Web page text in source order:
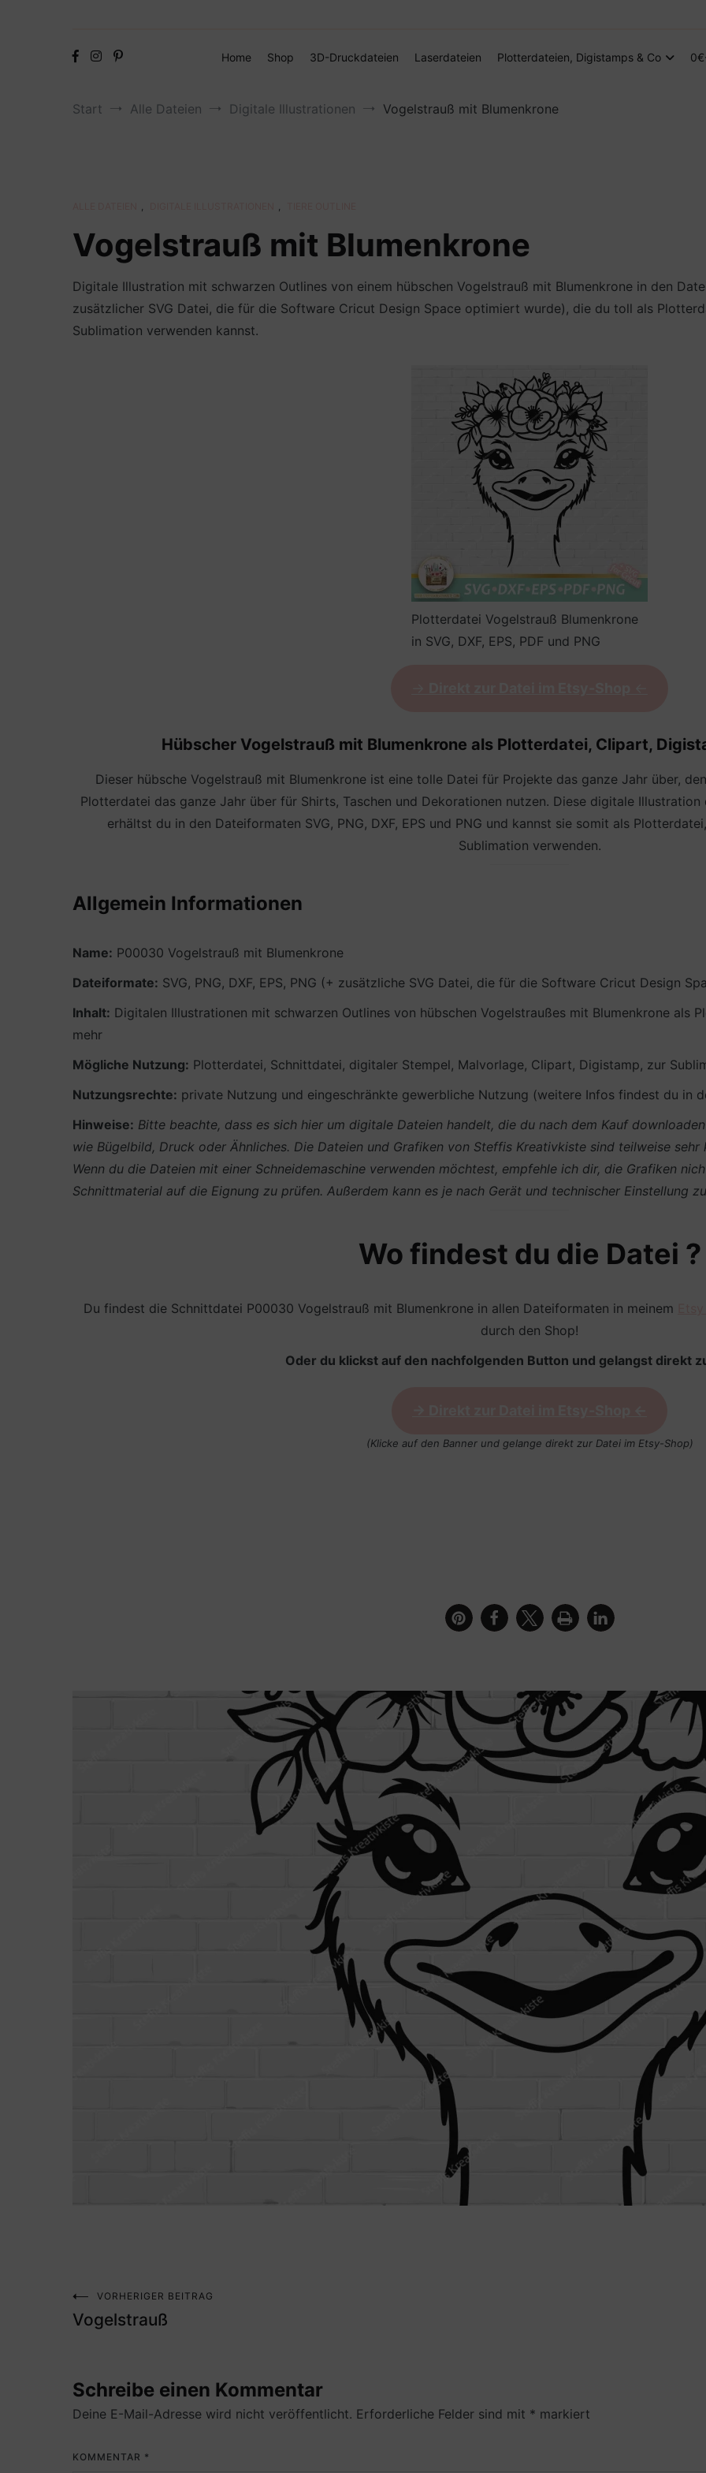
Home
Shop 3D-Druckdateien Laserdateien Plotterdateien, Digistamps & Co
Start Alle Dateien Digitale Illustrationen Vogelstrauß mit Blumenkrone
, ,
Vogelstrauß mit Blumenkrone
Digitale Illustration mit schwarzen Outlines von einem hübschen Vogelstrauß mit Blumenkrone in den
zusätzlicher SVG Datei, die für die Software Cricut Design Space optimiert wurde), die du toll als
Sublimation verwenden kannst.
Plotterdatei Vogelstrauß Blumenkrone
in SVG, DXF, EPS, PDF und PNG
Hübscher Vogelstrauß mit Blumenkrone als Plotterdatei, Clipart,
Dieser hübsche Vogelstrauß mit Blumenkrone ist eine tolle Datei für Projekte das ganze Jahr über,
Plotterdatei das ganze Jahr über für Shirts, Taschen und Dekorationen nutzen. Diese digitale
erhältst du in den Dateiformaten SVG, PNG, DXF, EPS und PNG und kannst sie somit als
Sublimation verwenden.
Allgemein Informationen
Name: P00030 Vogelstrauß mit Blumenkrone
Dateiformate: SVG, PNG, DXF, EPS, PNG (+ zusätzliche SVG Datei, die für die Software Cricut Design
Inhalt: Digitalen Illustrationen mit schwarzen Outlines von hübschen Vogelstraußes mit Blumenkrone als
mehr
Mögliche Nutzung: Plotterdatei, Schnittdatei, digitaler Stempel, Malvorlage, Clipart, Digistamp, zur
Nutzungsrechte: private Nutzung und eingeschränkte gewerbliche Nutzung (weitere Infos findest du in
Hinweise: Bitte beachte, dass es sich hier um digitale Dateien handelt, die du nach dem Kauf downloaden
wie Bügelbild, Druck oder Ähnliches. Die Dateien und Grafiken von Steffis Kreativkiste sind teilweise
Wenn du die Dateien mit einer Schneidemaschine verwenden möchtest, empfehle ich dir, die Grafiken
Schnittmaterial auf die Eignung zu prüfen. Außerdem kann es je nach Gerät und technischer Einstellung
Wo findest du die Datei ?
Du findest die Schnittdatei P00030 Vogelstrauß mit Blumenkrone in allen Dateiformaten in meinem
durch den Shop!
Oder du klickst auf den nachfolgenden Button und gelangst direkt
(Klicke auf den Banner und gelange direkt zur Datei im Etsy-Shop)
Beitragsnavigation
VORHERIGER BEITRAG
Vogelstrauß
Schreibe einen Kommentar
Deine E-Mail-Adresse wird nicht veröffentlicht. Erforderliche Felder sind mit * markiert
KOMMENTAR *